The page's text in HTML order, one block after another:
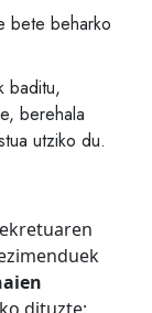
bete beharko
baditu,
berehala
utziko du.